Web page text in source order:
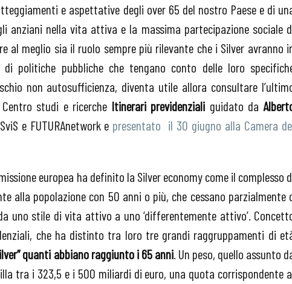
e aspettative degli over 65 del nostro Paese e di
anziani nella vita attiva e la massima partecipazione sociale
al meglio sia il ruolo sempre più rilevante che i Silver avranno
di politiche pubbliche che tengano conto delle loro
non autosufficienza, diventa utile allora consultare
studi e ricerche Itinerari previdenziali guidato da
e FUTURAnetwork e presentato il 30 giugno alla Camera
europea ha definito la Silver economy come il complesso
alla popolazione con 50 anni o più, che cessano parzialmente
uno stile di vita attivo a uno ‘differentemente attivo’.
che ha distinto tra loro tre grandi raggruppamenti di
quanti abbiano raggiunto i 65 anni. Un peso, quello assunto
tra i 323,5 e i 500 miliardi di euro, una quota corrispondente